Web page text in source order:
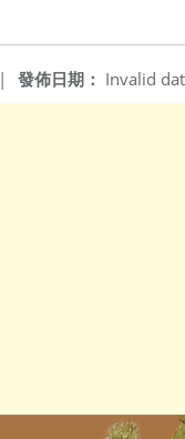
發佈日期： Invalid
|